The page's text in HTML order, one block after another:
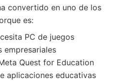
convertido en uno de los
es:
PC de juegos
empresariales
Quest for Education
aplicaciones educativas